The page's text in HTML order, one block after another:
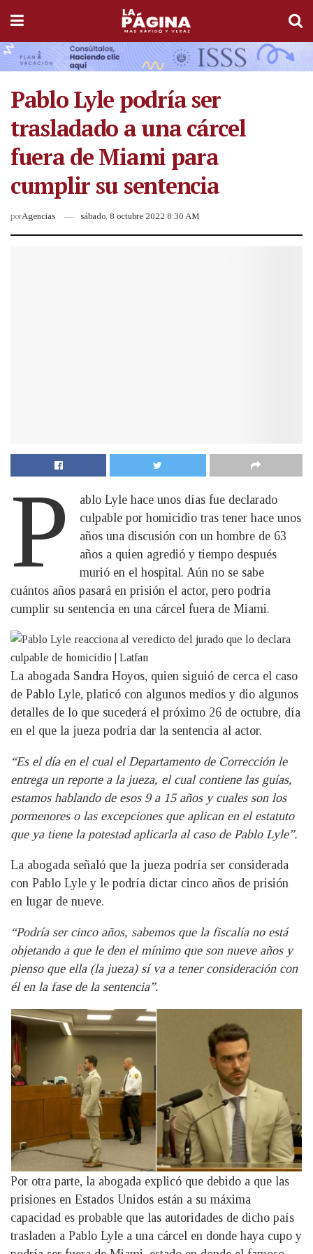
Pablo Lyle podría ser
trasladado a una cárcel
fuera de Miami para
cumplir su sentencia
porAgencias sábado, 8 octubre 2022 8:30 AM
P
ablo Lyle hace unos días fue declarado
culpable por homicidio tras tener hace unos
años una discusión con un hombre de 63
años a quien agredió y tiempo después
murió en el hospital. Aún no se sabe
cuántos años pasará en prisión el actor, pero podría
cumplir su sentencia en una cárcel fuera de Miami.
La abogada Sandra Hoyos, quien siguió de cerca el caso
de Pablo Lyle, platicó con algunos medios y dio algunos
detalles de lo que sucederá el próximo 26 de octubre, día
en el que la jueza podría dar la sentencia al actor.
“Es el día en el cual el Departamento de Corrección le
entrega un reporte a la jueza, el cual contiene las guías,
estamos hablando de esos 9 a 15 años y cuales son los
pormenores o las excepciones que aplican en el estatuto
que ya tiene la potestad aplicarla al caso de Pablo Lyle”.
La abogada señaló que la jueza podría ser considerada
con Pablo Lyle y le podría dictar cinco años de prisión
en lugar de nueve.
“Podría ser cinco años, sabemos que la fiscalía no está
objetando a que le den el mínimo que son nueve años y
pienso que ella (la jueza) sí va a tener consideración con
él en la fase de la sentencia”.
Por otra parte, la abogada explicó que debido a que las
prisiones en Estados Unidos están a su máxima
capacidad es probable que las autoridades de dicho país
trasladen a Pablo Lyle a una cárcel en donde haya cupo y